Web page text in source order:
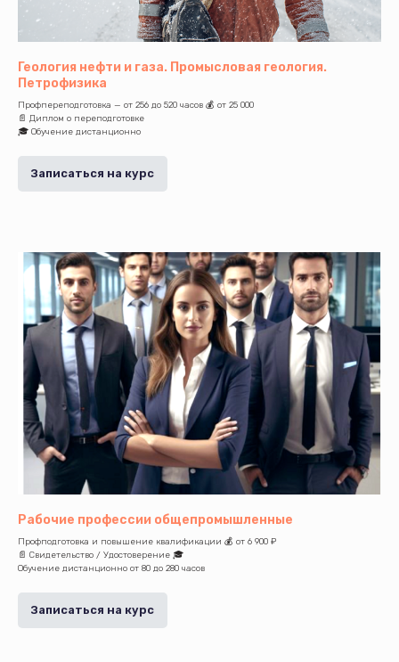
Геология нефти и газа. Промысловая геология.
Петрофизика
Профпереподготовка — от 256 до 520 часов 💰 от 25 000
📄 Диплом о переподготовке
🎓 Обучение дистанционно
Записаться на курс
Рабочие профессии общепромышленные
Профподготовка и повышение квалификации 💰 от 6 900 ₽
📄 Свидетельство / Удостоверение 🎓
Обучение дистанционно от 80 до 280 часов
Записаться на курс